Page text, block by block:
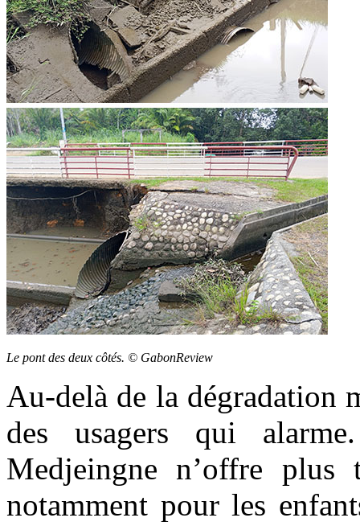
Le pont des deux côtés. © GabonReview
Au-delà de la dégradation
des usagers qui
Medjeingne n’offre plus
notamment pour les